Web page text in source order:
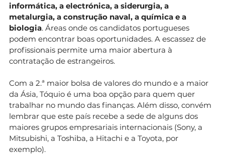
informática, a electrónica, a siderurgia, a
metalurgia, a construção naval, a química e a
biologia. Áreas onde os candidatos portugueses
podem encontrar boas oportunidades. A escassez de
profissionais permite uma maior abertura à
contratação de estrangeiros.
Com a 2.ª maior bolsa de valores do mundo e a maior
da Ásia, Tóquio é uma boa opção para quem quer
trabalhar no mundo das finanças. Além disso, convém
lembrar que este país recebe a sede de alguns dos
maiores grupos empresariais internacionais (Sony, a
Mitsubishi, a Toshiba, a Hitachi e a Toyota, por
exemplo).